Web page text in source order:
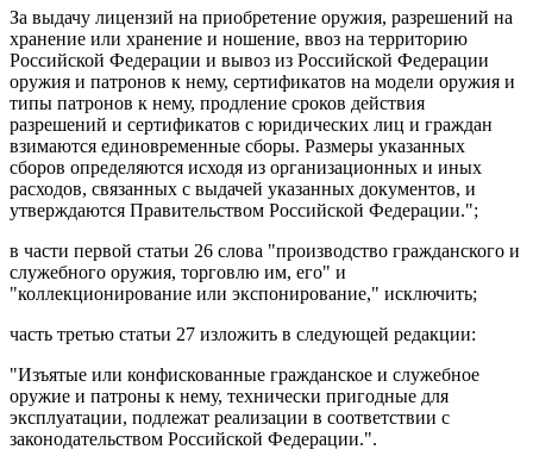
За выдачу лицензий на приобретение оружия, разрешений на
хранение или хранение и ношение, ввоз на территорию
Российской Федерации и вывоз из Российской Федерации
оружия и патронов к нему, сертификатов на модели оружия и
типы патронов к нему, продление сроков действия
разрешений и сертификатов с юридических лиц и граждан
взимаются единовременные сборы. Размеры указанных
сборов определяются исходя из организационных и иных
расходов, связанных с выдачей указанных документов, и
утверждаются Правительством Российской Федерации.";
в части первой статьи 26 слова "производство гражданского и
служебного оружия, торговлю им, его" и
"коллекционирование или экспонирование," исключить;
часть третью статьи 27 изложить в следующей редакции:
"Изъятые или конфискованные гражданское и служебное
оружие и патроны к нему, технически пригодные для
эксплуатации, подлежат реализации в соответствии с
законодательством Российской Федерации.".